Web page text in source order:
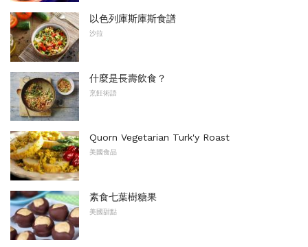
以色列庫斯庫斯食譜
沙拉
什麼是長壽飲食？
烹飪術語
Quorn Vegetarian Turk'y Roast
美國食品
素食七葉樹糖果
美國甜點